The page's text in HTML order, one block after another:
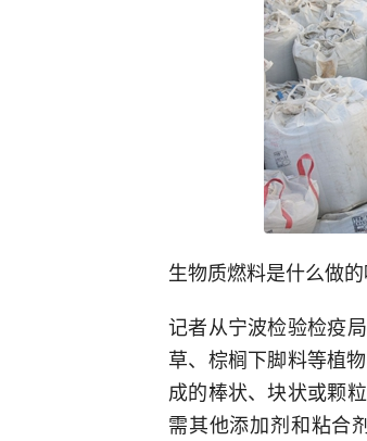
生物质燃料是什么做
记者从宁波检验检疫
草、棕榈下脚料等植
成的棒状、块状或颗
需其他添加剂和粘合